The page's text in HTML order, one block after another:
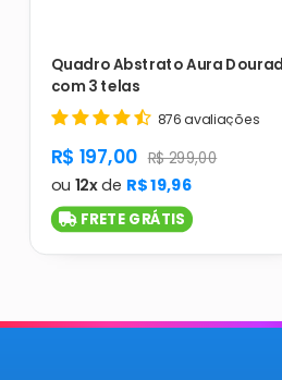
Quadro Abstrato Aura
com 3 telas
876 avaliações
R$ 197,00 R$ 299,00
ou 12xde R$ 19,96
FRETE GRÁTIS